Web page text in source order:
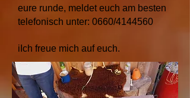
eure runde, meldet euch am besten
telefonisch unter: 0660/4144560
iIch freue mich auf euch.